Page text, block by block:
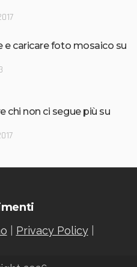
e caricare foto mosaico su
chi non ci segue più su
Privacy Policy|